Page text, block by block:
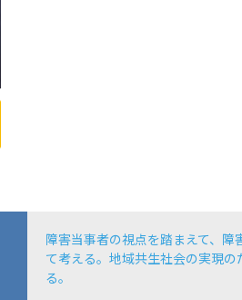
障害当事者の視点を踏まえて、
て考える。地域共生社会の実現
る。